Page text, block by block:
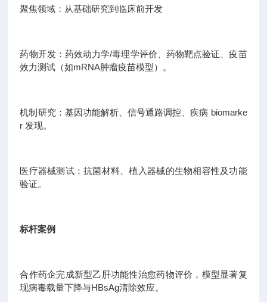
聚焦领域：从基础研究到临床前开发
药物开发：药效动力学/毒理学评价、药物靶点验证、疫苗
效力测试（如mRNA肿瘤疫苗模型）。
机制研究：基因功能解析、信号通路调控、疾病 biomarke
r 发现。
医疗器械测试：抗菌材料、植入器械的生物相容性及功能
验证。
标杆案例
合作药企完成新型乙肝功能性治愈药物评价，模型显著复
现病毒载量下降与HBsAg清除效应。